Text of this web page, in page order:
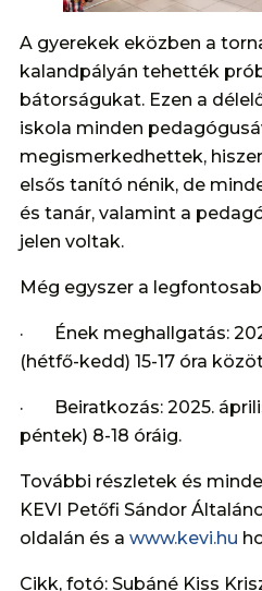
A gyerekek eközben a
kalandpályán tehették
bátorságukat. Ezen a
iskola minden
megismerkedhettek,
elsős tanító nénik, de
és tanár, valamint a
jelen voltak.
Még egyszer a
· Ének meghallgatás:
(hétfő-kedd) 15-17 óra
· Beiratkozás: 2025.
péntek) 8-18 óráig.
További részletek és
KEVI Petőfi Sándor
oldalán és a www.kevi.hu
Cikk, fotó: Subáné Kiss